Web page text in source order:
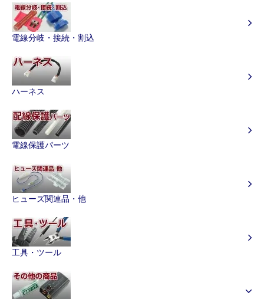
電線分岐・接続・割込
ハーネス
電線保護パーツ
ヒューズ関連品・他
工具・ツール